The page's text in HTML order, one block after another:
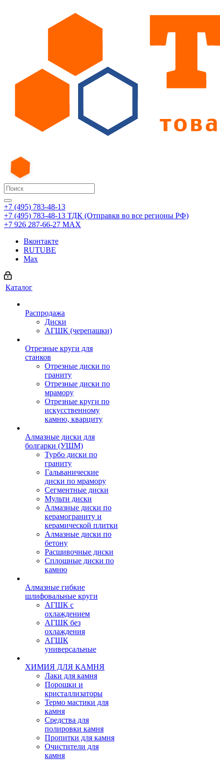
+7 (495) 783-48-13
+7 (495) 783-48-13 ТДК (Отправкв во все регионы РФ)
+7 926 287-66-27 МАХ
Вконтакте
RUTUBE
Max
Каталог
Распродажа
Диски
АГШК (черепашки)
Отрезные круги для
станков
Отрезные диски по
граниту
Отрезные диски по
мрамору
Отрезные круги по
искусственному
камню, кварциту
Алмазные диски для
болгарки (УШМ)
Турбо диски по
граниту
Гальванические
диски по мрамору
Сегментные диски
Мульти диски
Алмазные диски по
керамограниту и
керамической плитки
Алмазные диски по
бетону
Расшивочные диски
Сплошные диски по
камню
Алмазные гибкие
шлифовальные круги
АГШК с
охлаждением
АГШК без
охлаждения
АГШК
универсальные
ХИМИЯ ДЛЯ КАМНЯ
Лаки для камня
Порошки и
кристаллизаторы
Термо мастики для
камня
Средства для
полировки камня
Пропитки для камня
Очистители для
камня